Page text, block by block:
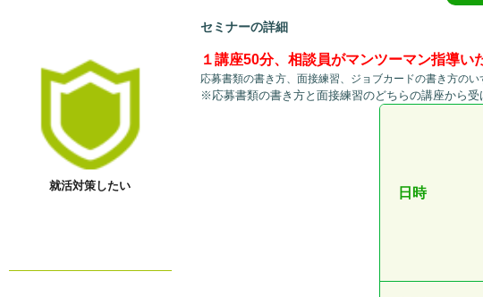
就活対策したい
セミナーの詳細
１講座50分、相談員がマンツーマン指導い
応募書類の書き方、面接練習、ジョブカードの書き方のい
※応募書類の書き方と面接練習のどちらの講座から
日時